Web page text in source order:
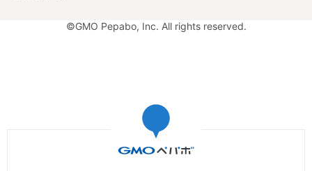
©GMO Pepabo, Inc. All rights reserved.